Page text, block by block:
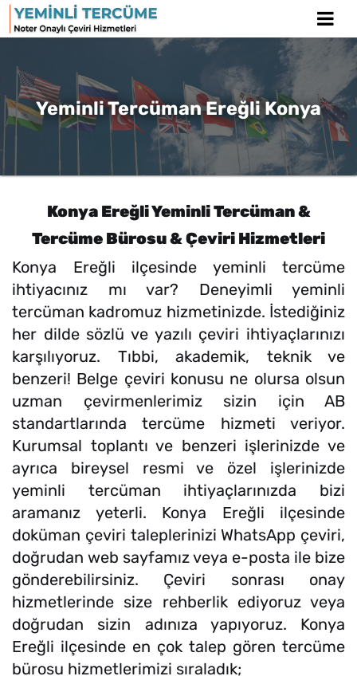
Yeminli Tercüman Ereğli Konya
Konya Ereğli Yeminli Tercüman &
Tercüme Bürosu & Çeviri Hizmetleri
Konya Ereğli ilçesinde yeminli tercüme
ihtiyacınız mı var? Deneyimli yeminli
tercüman kadromuz hizmetinizde. İstediğiniz
her dilde sözlü ve yazılı çeviri ihtiyaçlarınızı
karşılıyoruz. Tıbbi, akademik, teknik ve
benzeri! Belge çeviri konusu ne olursa olsun
uzman çevirmenlerimiz sizin için AB
standartlarında tercüme hizmeti veriyor.
Kurumsal toplantı ve benzeri işlerinizde ve
ayrıca bireysel resmi ve özel işlerinizde
yeminli tercüman ihtiyaçlarınızda bizi
aramanız yeterli. Konya Ereğli ilçesinde
doküman çeviri taleplerinizi WhatsApp çeviri,
doğrudan web sayfamız veya e-posta ile bize
gönderebilirsiniz. Çeviri sonrası onay
hizmetlerinde size rehberlik ediyoruz veya
doğrudan sizin adınıza yapıyoruz. Konya
Ereğli ilçesinde en çok talep gören tercüme
bürosu hizmetlerimizi sıraladık;